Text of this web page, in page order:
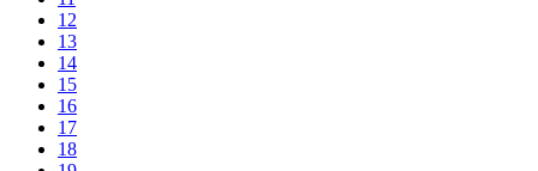
12
13
14
15
16
17
18